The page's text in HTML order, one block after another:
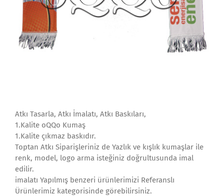
Atkı Tasarla, Atkı İmalatı, Atkı Baskıları,
1.Kalite oQQo Kumaş
1.Kalite çıkmaz baskıdır.
Toptan Atkı Siparişleriniz de Yazlık ve kışlık kumaşlar ile
renk, model, logo arma isteğiniz doğrultusunda imal
edilir.
imalatı Yapılmış benzeri ürünlerimizi Referanslı
Ürünlerimiz kategorisinde görebilirsiniz.